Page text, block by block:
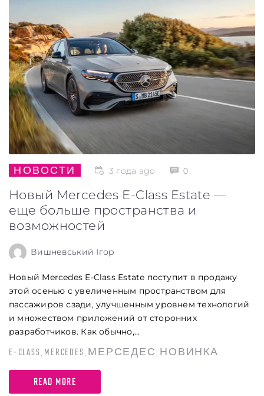
НОВОСТИ 3 года ago 0
Новый Mercedes E-Class Estate —
еще больше пространства и
возможностей
Вишневський Ігор
Новый Mercedes E-Class Estate поступит в продажу
этой осенью с увеличенным пространством для
пассажиров сзади, улучшенным уровнем технологий
и множеством приложений от сторонних
разработчиков. Как обычно,...
E-CLASS MERCEDES МЕРСЕДЕС НОВИНКА
READ MORE